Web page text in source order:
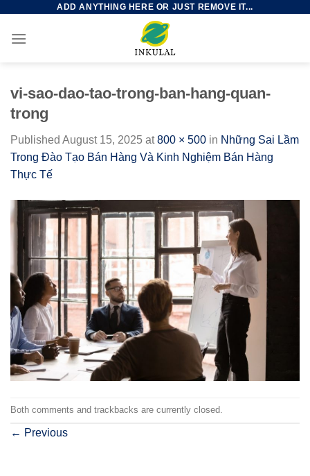
content
ADD ANYTHING HERE OR JUST REMOVE IT...
vi-sao-dao-tao-trong-ban-hang-quan-
trong
Published August 15, 2025 at800 × 500 in Những Sai Lầm
Trong Đào Tạo Bán Hàng Và Kinh Nghiệm Bán Hàng
Thực Tế
Both comments and trackbacks are currently closed.
← Previous